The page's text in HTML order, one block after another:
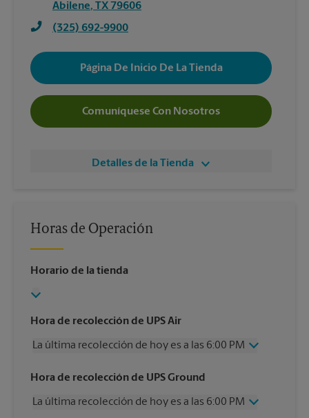
Abilene, TX 79606
(325) 692-9900
Página De Inicio De La Tienda
Comuníquese Con Nosotros
Detalles de la Tienda
Horas de Operación
Horario de la tienda
Hora de recolección de UPS Air
La última recolección de hoy es a las 6:00 PM
Miércoles
6:00 PM
Viernes
6:00 PM
Hora de recolección de UPS Ground
La última recolección de hoy es a las 6:00 PM